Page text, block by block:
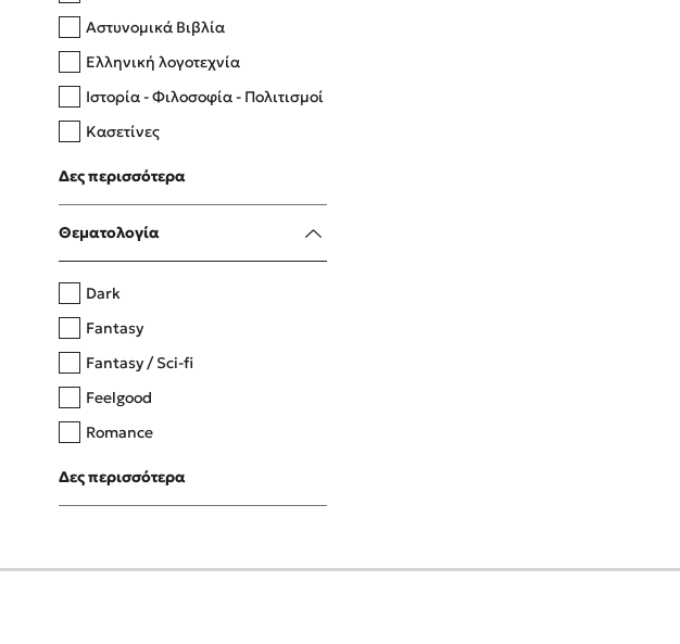
Δανάη Δεληγεώργη
Πάνω, κάτω, μπροστά, πίσω
Η μέθοδος Αφήστε τους
Αστυνομικά Βιβλία
Ελληνική λογοτεχνία
Ιστορία - Φιλοσοφία - Πολιτισμοί
Κασετίνες
Λευκώματα - Έγχρωμοι οδηγοί
Μαγειρική
Δες περισσότερα
Θεματολογία
Dark
Fantasy
Fantasy / Sci-fi
Feelgood
Romance
Upmarket
Young Adult
Δες περισσότερα